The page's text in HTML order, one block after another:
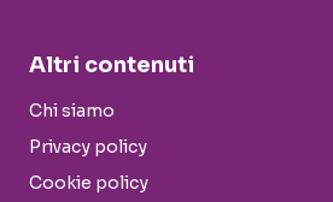
Altri contenuti
Chi siamo
Privacy policy
Cookie policy